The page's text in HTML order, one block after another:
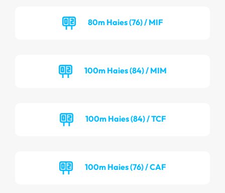
80m Haies (76) / MIF
100m Haies (84) / MIM
100m Haies (84) / TCF
100m Haies (76) / CAF